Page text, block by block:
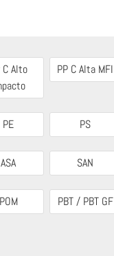
C Alto
PP C Alta MFI
PE PS
ASA SAN
POM PBT / PBT GF